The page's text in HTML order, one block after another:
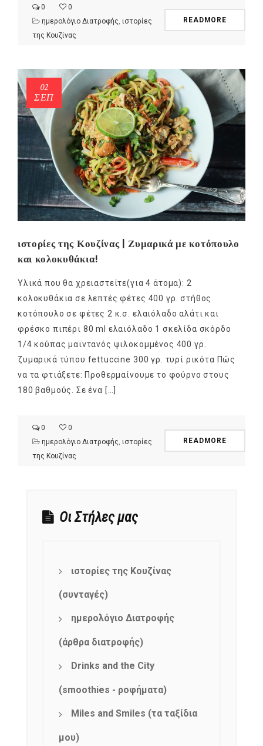
0
0
ημερολόγιο Διατροφής, ιστορίες
της Κουζίνας
READMORE
02
ΣΕΠ
ιστορίες της Κουζίνας | Ζυμαρικά με κοτόπουλο
και κολοκυθάκια!
Υλικά που θα χρειαστείτε(για 4 άτομα): 2
κολοκυθάκια σε λεπτές φέτες 400 γρ. στήθος
κοτόπουλο σε φέτες 2 κ.σ. ελαιόλαδο αλάτι και
φρέσκο πιπέρι 80 ml ελαιόλαδο 1 σκελίδα σκόρδο
1/4 κούπας μαϊντανός ψιλοκομμένος 400 γρ.
ζυμαρικά τύπου fettuccine 300 γρ. τυρί ρικότα Πώς
να τα φτιάξετε: Προθερμαίνουμε το φούρνο στους
180 βαθμούς. Σε ένα […]
0
0
ημερολόγιο Διατροφής ιστορίες
της Κουζίνας
READMORE
Οι Στήλες μας
ιστορίες της Κουζίνας
(συνταγές)
ημερολόγιο Διατροφής
(άρθρα διατροφής)
Drinks and the City
(smoothies - ροφήματα)
Miles and Smiles (τα ταξίδια
μου)